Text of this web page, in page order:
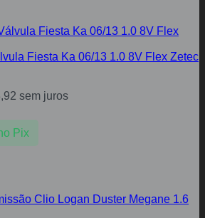
Fiesta Ka 06/13 1.0 8V Flex Zetec
sem juros
Pix